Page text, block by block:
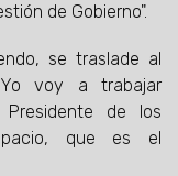
de Gobierno".
se traslade al
voy a trabajar
de los
que es el